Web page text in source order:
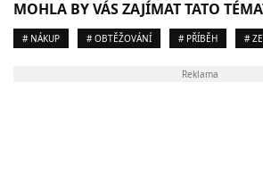
MOHLA BY VÁS ZAJÍMAT TATO
# NÁKUP # OBTĚŽOVÁNÍ # PŘÍBĚH #
Reklama